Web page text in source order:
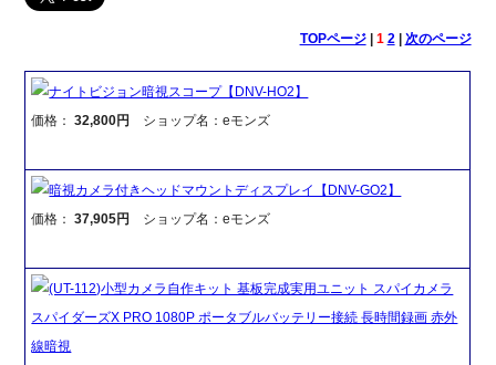
TOPページ| 1 2| 次のページ
ナイトビジョン暗視スコープ【DNV-HO2】
価格：32,800円 ショップ名：eモンズ
暗視カメラ付きヘッドマウントディスプレイ【DNV-GO2】
価格：37,905円 ショップ名：eモンズ
(UT-112)小型カメラ自作キット 基板完成実用ユニット スパイカメラ
スパイダーズX PRO 1080P ポータブルバッテリー接続 長時間録画 赤外
線暗視